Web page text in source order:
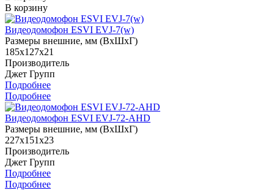
В корзину
Видеодомофон ESVI EVJ-7(w)
Размеры внешние, мм (ВхШхГ)
185х127х21
Производитель
Джет Групп
Подробнее
Подробнее
Видеодомофон ESVI EVJ-72-AHD
Размеры внешние, мм (ВхШхГ)
227х151х23
Производитель
Джет Групп
Подробнее
Подробнее